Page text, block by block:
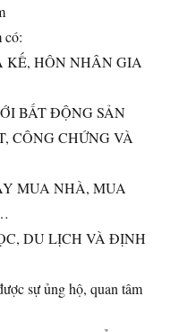
có:
KẾ, HÔN NHÂN GIA
BẤT ĐỘNG SẢN
CÔNG CHỨNG VÀ
MUA NHÀ, MUA
DU LỊCH VÀ ĐỊNH
sự ủng hộ, quan tâm